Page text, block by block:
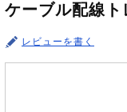
ケーブル配線
レビューを書く